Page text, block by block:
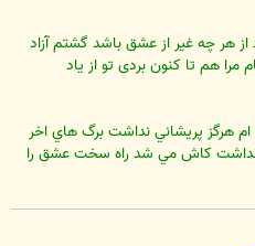
هر چه غير از عشق باشد گشتم آزاد
هم تا كنون بردی تو از ياد
هرگز پريشاني نداشت برگ هاي اخر
نداشت کاش مي شد راه سخت عشق را